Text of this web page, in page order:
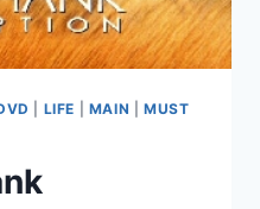
LIFE MAIN
MUST